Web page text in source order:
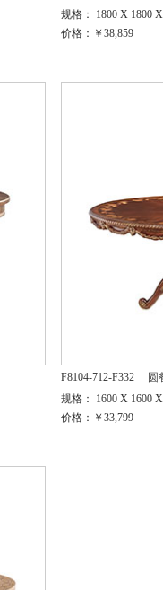
规格： 1800 X 1800
价格：￥38,859
F8104-712-F332
圆
规格： 1600 X 1600
价格：￥33,799